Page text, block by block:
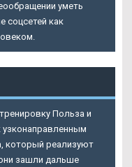
уметь
соцсетей как
Польза и
узконаправленным
который реализуют
зашли дальше